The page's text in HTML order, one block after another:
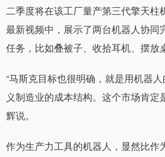
二季度将在该工厂量产第三代擎天柱
最新视频中，展示了两台机器人协同
任务，比如叠被子、收拾耳机、摆放
“马斯克目标也很明确，就是用机器
义制造业的成本结构。这个市场肯定
辉说。
作为生产力工具的机器人，显然比作